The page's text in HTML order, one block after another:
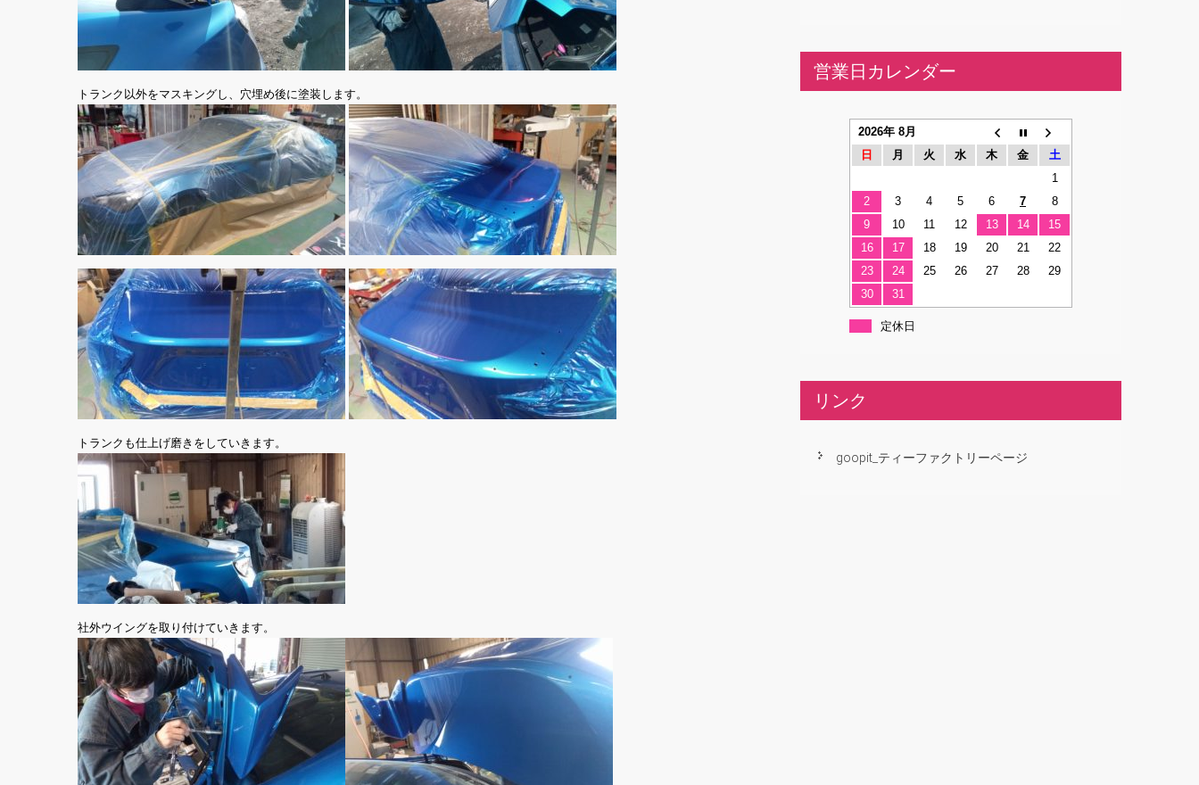
トランク以外をマスキングし、穴埋め後に塗装します。
トランクも仕上げ磨きをしていきます。
社外ウイングを取り付けていきます。
営業日カレンダー
2026年 8月
日
月 火 水 木 金
土
1
2
3 4 5 6 7
8
9
10 11 12 13 14
15
16
17 18 19 20 21
22
23
24 25 26 27 28
29
30
31
定休日
リンク
goopit_ティーファクトリーページ